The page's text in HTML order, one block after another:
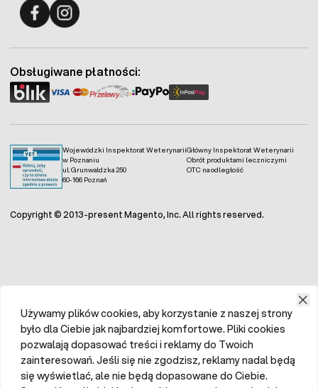
Wojewódzki Inspektorat Weterynarii
w Poznaniu
ul. Grunwaldzka 250
60-166 Poznań
Główny Inspektorat Weterynarii
Obrót produktami leczniczymi
OTC na odległość
Obsługiwane płatności:
Copyright © 2013-present Magento, Inc. All rights reserved.
Używamy plików cookies, aby korzystanie z naszej strony
było dla Ciebie jak najbardziej komfortowe. Pliki cookies
pozwalają dopasować treści i reklamy do Twoich
zainteresowań. Jeśli się nie zgodzisz, reklamy nadal będą
się wyświetlać, ale nie będą dopasowane do Ciebie.